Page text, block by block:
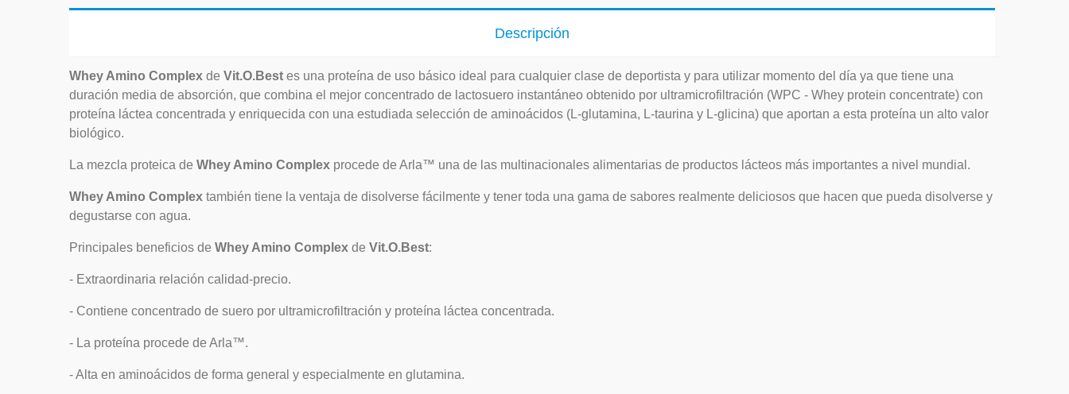
Descripción
Whey Amino Complex de Vit.O.Best es una proteína de uso básico ideal para cualquier clase de deportista y para utilizar momento del día ya que tiene una
duración media de absorción, que combina el mejor concentrado de lactosuero instantáneo obtenido por ultramicrofiltración (WPC - Whey protein concentrate) con
proteína láctea concentrada y enriquecida con una estudiada selección de aminoácidos (L-glutamina, L-taurina y L-glicina) que aportan a esta proteína un alto valor
biológico.
La mezcla proteica de Whey Amino Complex procede de Arla™ una de las multinacionales alimentarias de productos lácteos más importantes a nivel mundial.
Whey Amino Complex también tiene la ventaja de disolverse fácilmente y tener toda una gama de sabores realmente deliciosos que hacen que pueda disolverse y
degustarse con agua.
Principales beneficios de Whey Amino Complex de Vit.O.Best:
- Extraordinaria relación calidad-precio.
- Contiene concentrado de suero por ultramicrofiltración y proteína láctea concentrada.
- La proteína procede de Arla™.
- Alta en aminoácidos de forma general y especialmente en glutamina.